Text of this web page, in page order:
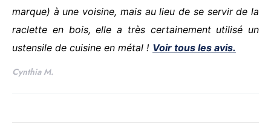
marque) à une voisine, mais au lieu de se servir de la
raclette en bois, elle a très certainement utilisé un
ustensile de cuisine en métal ! Voir tous les avis.
Cynthia M.